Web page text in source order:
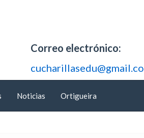
Correo electrónico:
Noticias Ortigueira